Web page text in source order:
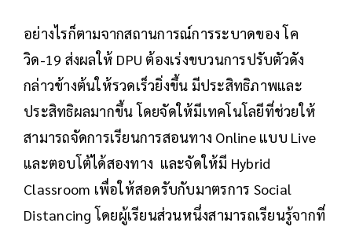
อย่างไรก็ตามจากสถานการณ์การระบาดของ โค
วิด-19 ส่งผลให้ DPU ต้องเร่งขบวนการปรับตัวดัง
กล่าวข้างต้นให้รวดเร็วยิ่งขึ้น มีประสิทธิภาพและ
ประสิทธิผลมากขึ้น โดยจัดให้มีเทคโนโลยีที่ช่วยให้
สามารถจัดการเรียนการสอนทาง Online แบบ Live
และตอบโต้ได้สองทาง และจัดให้มี Hybrid
Classroom เพื่อให้สอดรับกับมาตรการ Social
Distancing โดยผู้เรียนส่วนหนึ่งสามารถเรียนรู้จากที่